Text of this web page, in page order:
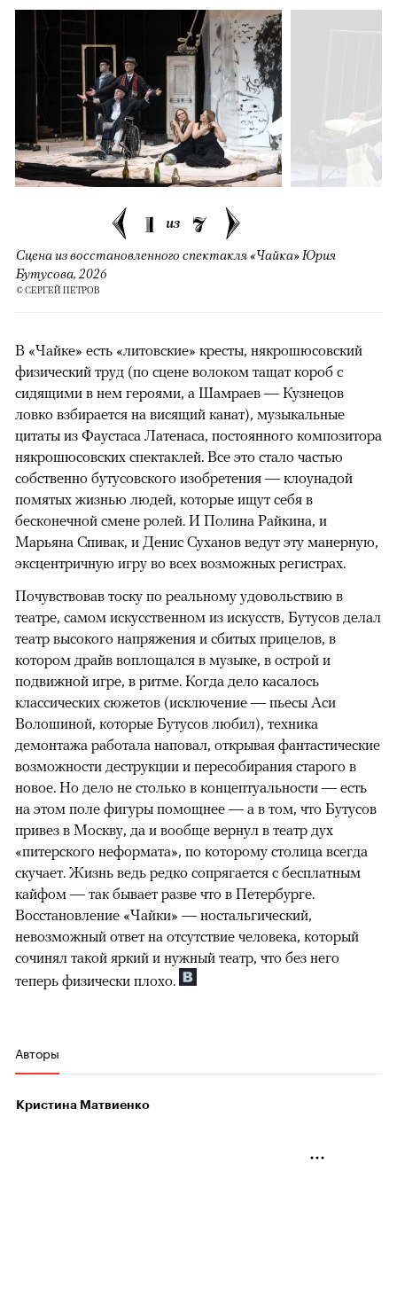
1 из 7
Сцена из восстановленного спектакля «Чайка» Юрия
Бутусова, 2026
© СЕРГЕЙ ПЕТРОВ
В «Чайке» есть «литовские» кресты, някрошюсовский
физический труд (по сцене волоком тащат короб с
сидящими в нем героями, а Шамраев — Кузнецов
ловко взбирается на висящий канат), музыкальные
цитаты из Фаустаса Латенаса, постоянного композитора
някрошюсовских спектаклей. Все это стало частью
собственно бутусовского изобретения — клоунадой
помятых жизнью людей, которые ищут себя в
бесконечной смене ролей. И Полина Райкина, и
Марьяна Спивак, и Денис Суханов ведут эту манерную,
эксцентричную игру во всех возможных регистрах.
Почувствовав тоску по реальному удовольствию в
театре, самом искусственном из искусств, Бутусов делал
театр высокого напряжения и сбитых прицелов, в
котором драйв воплощался в музыке, в острой и
подвижной игре, в ритме. Когда дело касалось
классических сюжетов (исключение — пьесы Аси
Волошиной, которые Бутусов любил), техника
демонтажа работала наповал, открывая фантастические
возможности деструкции и пересобирания старого в
новое. Но дело не столько в концептуальности — есть
на этом поле фигуры помощнее — а в том, что Бутусов
привез в Москву, да и вообще вернул в театр дух
«питерского неформата», по которому столица всегда
скучает. Жизнь ведь редко сопрягается с бесплатным
кайфом — так бывает разве что в Петербурге.
Восстановление «Чайки» — ностальгический,
невозможный ответ на отсутствие человека, который
сочинял такой яркий и нужный театр, что без него
теперь физически плохо.
Авторы
Кристина Матвиенко